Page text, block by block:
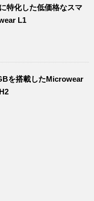
特化した低価格なスマ
L1
を搭載したMicrowear